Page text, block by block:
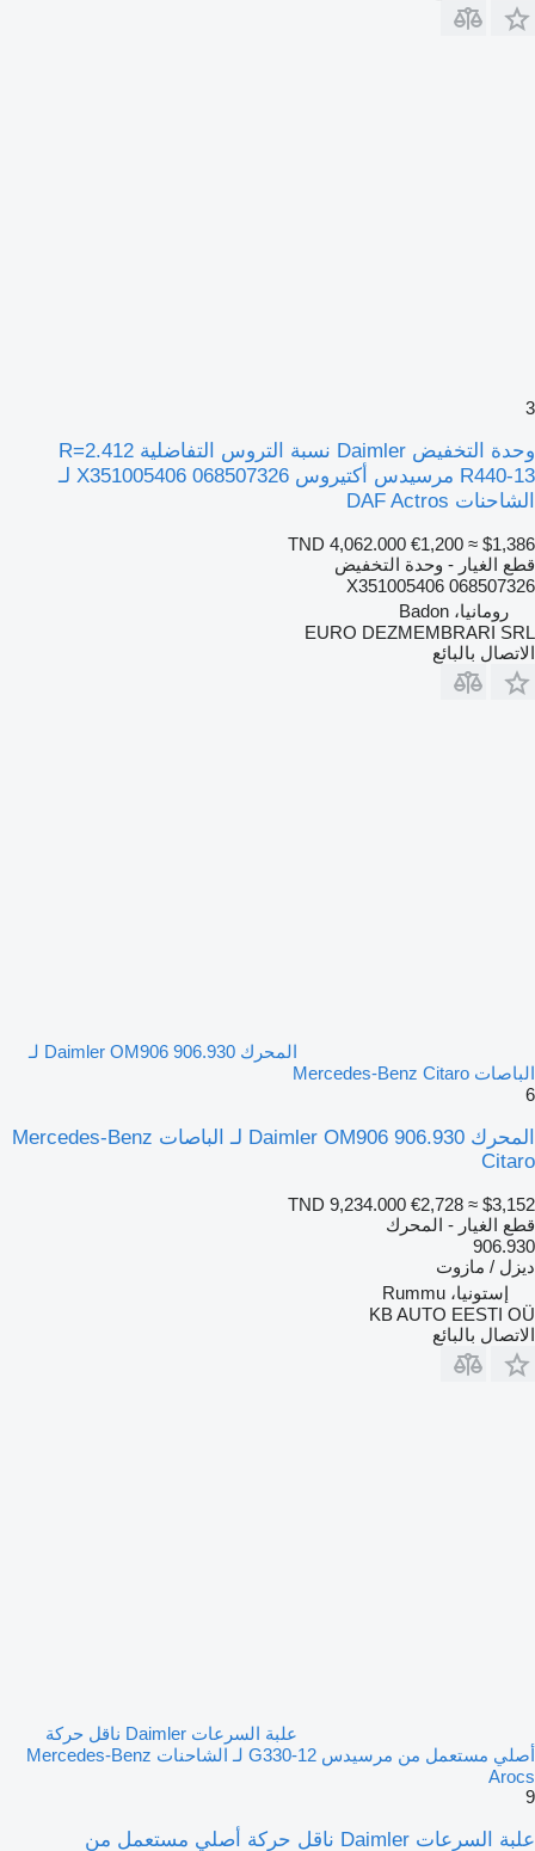
3
وحدة التخفيض Daimler نسبة التروس التفاضلية R=2.412
R440-13 مرسيدس أكتيروس X351005406 068507326 لـ
الشاحنات DAF Actros
TND 4,062.000 €1,200 ≈ $1,386
قطع الغيار - وحدة التخفيض
X351005406 068507326
رومانيا، Badon
EURO DEZMEMBRARI SRL
الاتصال بالبائع
المحرك Daimler OM906 906.930 لـ
الباصات Mercedes-Benz Citaro
6
المحرك Daimler OM906 906.930 لـ الباصات Mercedes-Benz
Citaro
TND 9,234.000 €2,728 ≈ $3,152
قطع الغيار - المحرك
906.930
ديزل / مازوت
إستونيا، Rummu
KB AUTO EESTI OÜ
الاتصال بالبائع
علبة السرعات Daimler ناقل حركة
أصلي مستعمل من مرسيدس G330-12 لـ الشاحنات Mercedes-Benz
Arocs
9
علبة السرعات Daimler ناقل حركة أصلي مستعمل من